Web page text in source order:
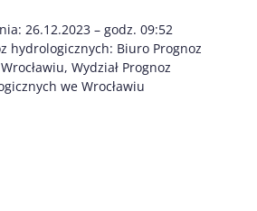
26.12.2023 – godz. 09:52
hydrologicznych: Biuro Prognoz
Wydział Prognoz
we Wrocławiu